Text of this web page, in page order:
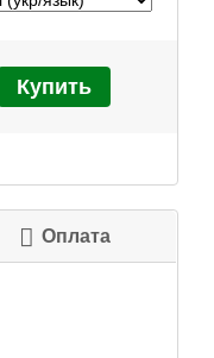
Купить
Оплата